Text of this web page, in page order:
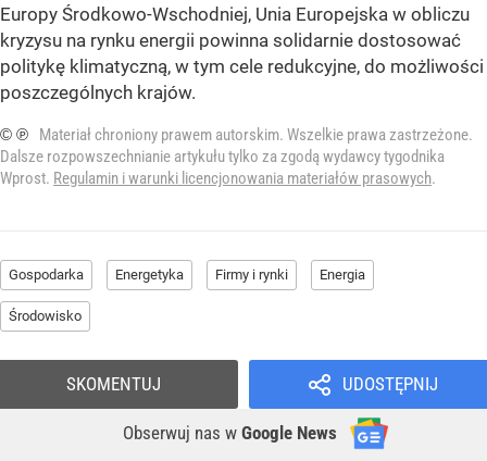
Europy Środkowo-Wschodniej, Unia Europejska w obliczu
kryzysu na rynku energii powinna solidarnie dostosować
politykę klimatyczną, w tym cele redukcyjne, do możliwości
poszczególnych krajów.
© ℗
Materiał chroniony prawem autorskim. Wszelkie prawa zastrzeżone.
Dalsze rozpowszechnianie artykułu tylko za zgodą wydawcy tygodnika
Wprost. Regulamin i warunki licencjonowania materiałów prasowych.
Gospodarka Energetyka Firmy i rynki Energia
Środowisko
UDOSTĘPNIJ
Obserwuj nas w Google News
SKOMENTUJ